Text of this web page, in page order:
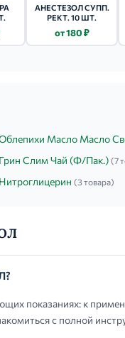
АНЕСТЕЗОЛ СУПП.
РЕКТ. 10 ШТ.
от 180 ₽
Масло Масло
Грин Слим Чай (Ф/Пак.) (7
Нитроглицерин (3 товара)
показаниях: к
с полной